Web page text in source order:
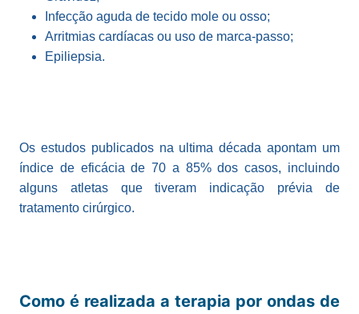
Infecção aguda de tecido mole ou osso;
Arritmias cardíacas ou uso de marca-passo;
Epiliepsia.
Os estudos publicados na ultima década apontam um
índice de eficácia de 70 a 85% dos casos, incluindo
alguns atletas que tiveram indicação prévia de
tratamento cirúrgico.
Como é realizada a terapia por ondas de